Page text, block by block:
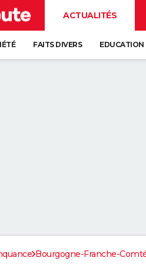
ACTUALITÉS
FAITS DIVERS EDUCATION
Bourgogne-Franche-